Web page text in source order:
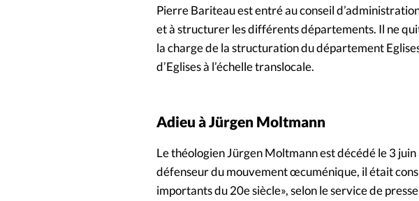
Pierre Bariteau est entré au conseil
et à structurer les différents départements. Il ne
la charge de la structuration du département
d’Eglises à l’échelle translocale.
Adieu à Jürgen Moltmann
Le théologien Jürgen Moltmann est décédé le 3
défenseur du mouvement œcuménique, il était
importants du 20e siècle», selon le service de